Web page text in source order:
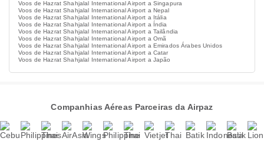
Voos de Hazrat Shahjalal International Airport a Singapura
Voos de Hazrat Shahjalal International Airport a Nepal
Voos de Hazrat Shahjalal International Airport a Itália
Voos de Hazrat Shahjalal International Airport a Índia
Voos de Hazrat Shahjalal International Airport a Tailândia
Voos de Hazrat Shahjalal International Airport a Omã
Voos de Hazrat Shahjalal International Airport a Emirados Árabes Unidos
Voos de Hazrat Shahjalal International Airport a Catar
Voos de Hazrat Shahjalal International Airport a Japão
Companhias Aéreas Parceiras da Airpaz